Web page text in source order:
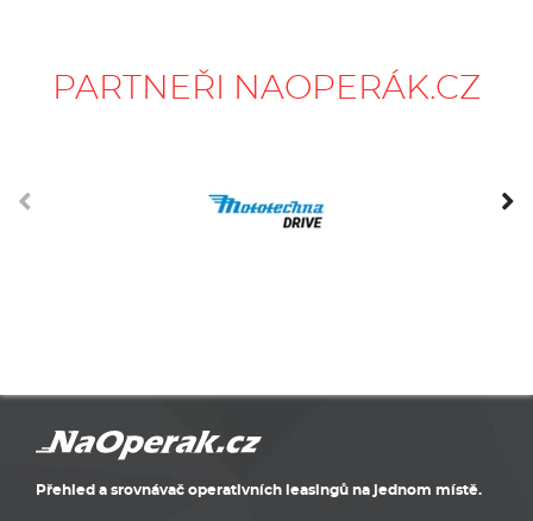
PARTNEŘI NAOPERÁK.CZ
Přehled a srovnávač operativních leasingů na jednom místě.